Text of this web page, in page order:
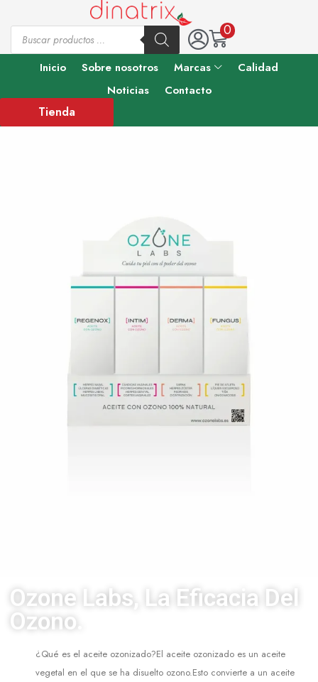
0
Inicio Sobre nosotros Marcas
Calidad
Noticias
Contacto
Tienda
Ozone Labs, La Eficacia Del
Ozono.
¿Qué es el aceite ozonizado?El aceite ozonizado es un aceite
vegetal en el que se ha disuelto ozono.Esto convierte a un aceite